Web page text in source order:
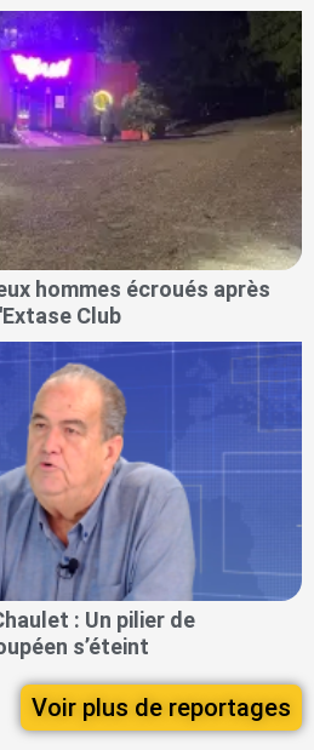
hommes écroués après
Club
: Un pilier de
s’éteint
Voir plus de reportages